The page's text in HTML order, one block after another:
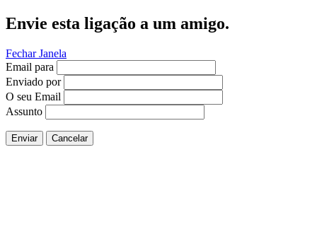
Envie esta ligação a um amigo.
Fechar Janela
Email para
Enviado por
O seu Email
Assunto
Enviar Cancelar